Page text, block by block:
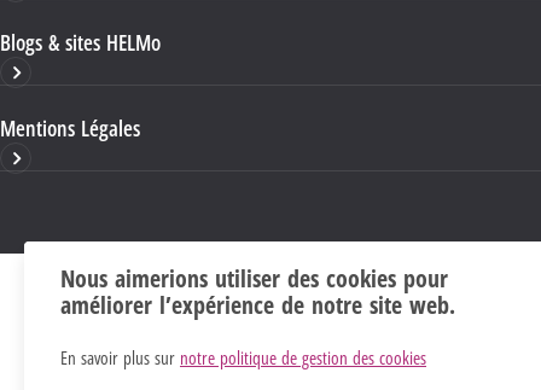
Blogs & sites HELMo
Mentions Légales
Nous aimerions utiliser des cookies pour
améliorer l’expérience de notre site web.
En savoir plus sur notre politique de gestion des cookies